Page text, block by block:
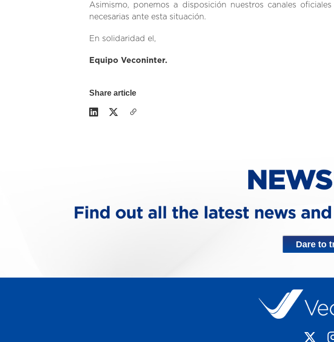
Asimismo, ponemos a disposición nuestros canales
necesarias ante esta situación.
En solidaridad el,
Equipo Veconinter.
Share article
Dare to